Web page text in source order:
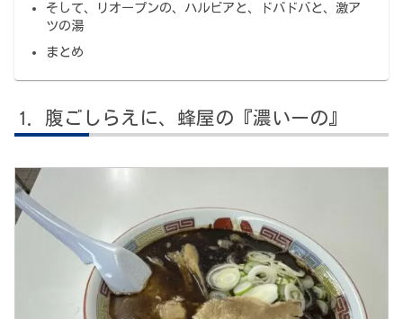
そして、リオープンの、ハルビアと、ドバドバと、激ア
ツの湯
まとめ
腹ごしらえに、蜂屋の『濃いーの』